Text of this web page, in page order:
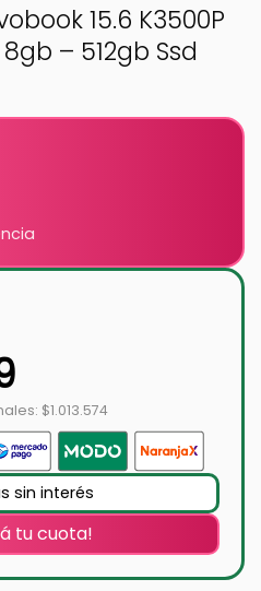
15.6 K3500P
– 512gb Ssd
$1.013.574
sin interés
tu cuota!